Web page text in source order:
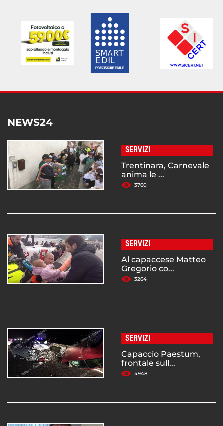
NEWS24
SERVIZI
Trentinara, Carnevale
anima le ...
3760
SERVIZI
Al capaccese Matteo
Gregorio co...
3264
SERVIZI
Capaccio Paestum,
frontale sull...
4948